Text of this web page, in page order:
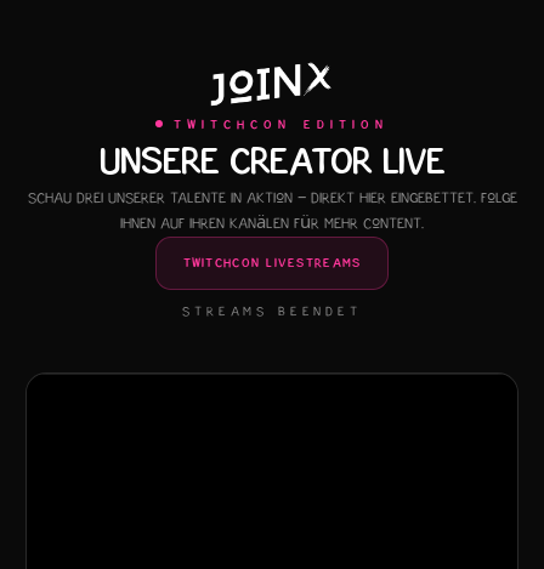
TWITCHCON EDITION
UNSERE CREATOR LIVE
Schau drei unserer Talente in Aktion – direkt hier eingebettet. Folge
ihnen auf ihren Kanälen für mehr Content.
TWITCHCON LIVESTREAMS
STREAMS BEENDET